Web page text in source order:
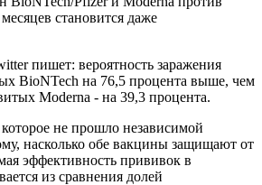
становится даже
пишет: вероятность заражения
BioNTech на 76,5 процента выше, чем
Moderna - на 39,3 процента.
не прошло независимой
насколько обе вакцины защищают от
эффективность прививок в
из сравнения долей